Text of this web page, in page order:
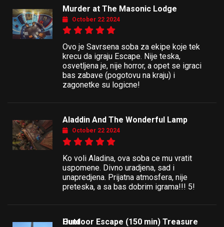
Murder at The Masonic Lodge
October 22 2024
Ovo je Savrsena soba za ekipe koje tek
krecu da igraju Escape. Nije teska,
osvetljena je, nije horror, a opet se igraci
bas zabave (pogotovu na kraju) i
zagonetke su logicne!
Aladdin And The Wonderful Lamp
October 22 2024
Ko voli Aladina, ova soba ce mu vratit
uspomene. Divno uradjena, sad i
unapredjena. Prijatna atmosfera, nije
preteska, a sa bas dobrim igrama!!! 5!
Outdoor Escape (150 min) Treasure Hunt